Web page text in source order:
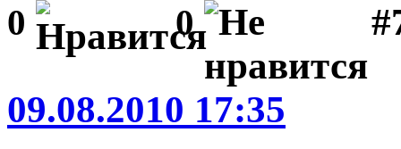
0 0
09.08.2010 17:35